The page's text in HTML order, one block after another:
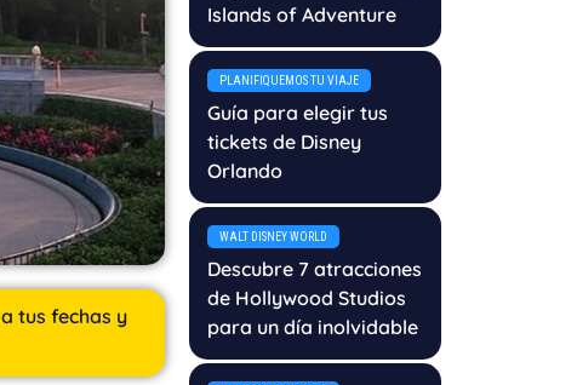
tus fechas y
Islands of Adventure
PLANIFIQUEMOS TU VIAJE
Guía para elegir tus
tickets de Disney
Orlando
WALT DISNEY WORLD
Descubre 7 atracciones
de Hollywood Studios
para un día inolvidable